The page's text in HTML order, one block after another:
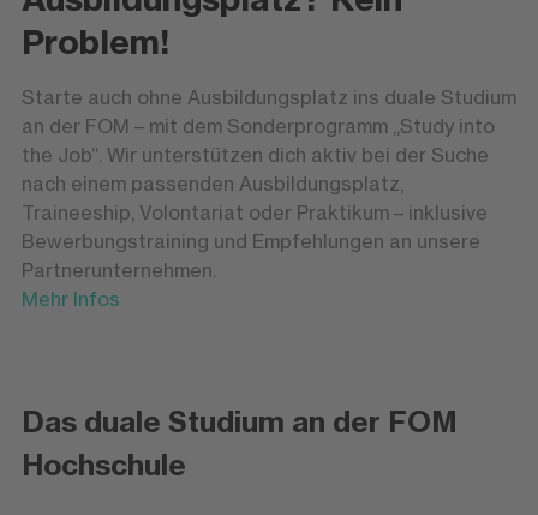
Problem!
Starte auch ohne Ausbildungsplatz ins duale Studium
an der FOM – mit dem Sonderprogramm „Study into
the Job“. Wir unterstützen dich aktiv bei der Suche
nach einem passenden Ausbildungsplatz,
Traineeship, Volontariat oder Praktikum – inklusive
Bewerbungstraining und Empfehlungen an unsere
Partnerunternehmen.
Mehr Infos
Das duale Studium an der FOM
Hochschule